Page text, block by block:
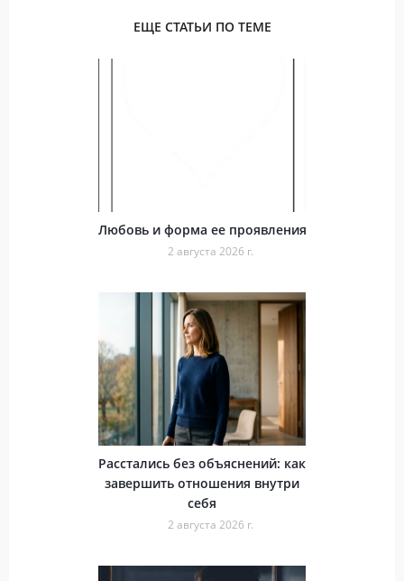
ЕЩЕ СТАТЬИ ПО ТЕМЕ
Любовь и форма ее проявления
2 августа 2026 г.
Расстались без объяснений: как
завершить отношения внутри
себя
2 августа 2026 г.